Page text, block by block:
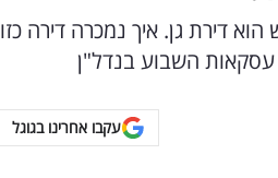
דירת גן. איך נמכרה דירה כזו
עסקאות השבוע בנדל"ן
עקבו אחרינו בגוגל